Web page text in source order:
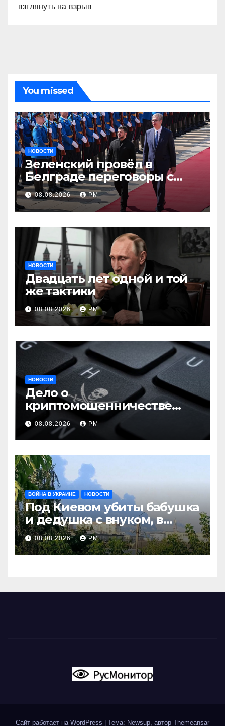
взглянуть на взрыв
You missed
НОВОСТИ
Зеленский провёл в
Белграде переговоры с
Вучичем
08.08.2026 РМ
НОВОСТИ
Двадцать лет одной и той
же тактики
08.08.2026 РМ
НОВОСТИ
Дело о
криптомошенничестве
оборачивают в содействие
терроризму
08.08.2026 РМ
ВОЙНА В УКРАИНЕ НОВОСТИ
Под Киевом убиты бабушка
и дедушка с внуком, в
Поволжье и на Кубани
вновь горят НПЗ
08.08.2026 РМ
Сайт работает на WordPress Тема: Newsup, автор Themeansar